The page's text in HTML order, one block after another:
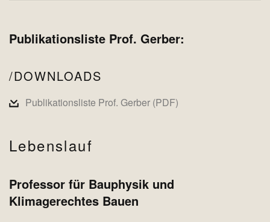
Publikationsliste Prof. Gerber:
DOWNLOADS
Publikationsliste Prof. Gerber (PDF)
Lebenslauf
Professor für Bauphysik und
Klimagerechtes Bauen